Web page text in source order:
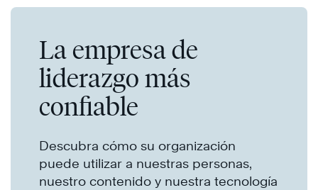
La empresa de
liderazgo más
confiable
Descubra cómo su organización
puede utilizar a nuestras personas,
nuestro contenido y nuestra tecnología